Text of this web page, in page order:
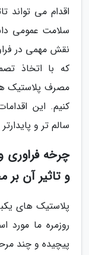
اقدام می تواند
سلامت عمومی
نقش مهمی در
که با اتخاذ
مصرف پلاستیک
کنیم. این
سالم تر و
چرخه
و تاثیر آن
پلاستیک های
روزمره ما مورد
پیچیده و چند